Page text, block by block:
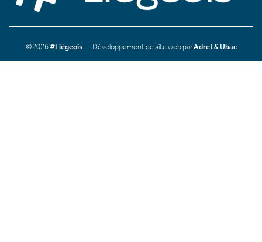
©2026#Liégeois— Développement de site web parAdret & Ubac